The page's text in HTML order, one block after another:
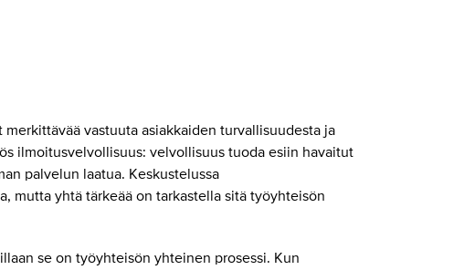
vastuuta asiakkaiden turvallisuudesta ja
ilmoitusvelvollisuus: velvollisuus tuoda esiin havaitut
palvelun laatua. Keskustelussa
mutta yhtä tärkeää on tarkastella sitä työyhteisön
se on työyhteisön yhteinen prosessi. Kun